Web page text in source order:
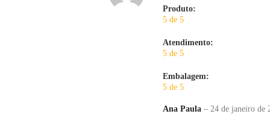
Produto:
5 de 5
Atendimento:
5 de 5
Embalagem:
5 de 5
Ana Paula – 24 de janeiro de